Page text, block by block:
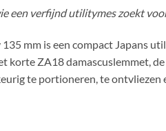
een verfijnd utilitymes zoekt
mm is een compact Japans
korte ZA18 damascuslemmet,
te portioneren, te ontvliezen